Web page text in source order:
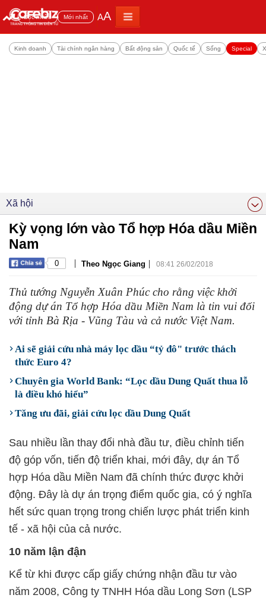
Đọc nhiều Mới nhất AA
Kinh doanh Tài chính ngân hàng Bất động sản Quốc tế Sống Special
Xã hội
Kỳ vọng lớn vào Tổ hợp Hóa dầu Miền
Nam
0 | Theo Ngọc Giang | 08:41 26/02/2018
Thủ tướng Nguyễn Xuân Phúc cho rằng việc khởi
động dự án Tổ hợp Hóa dầu Miền Nam là tin vui đối
với tỉnh Bà Rịa - Vũng Tàu và cả nước Việt Nam.
Ai sẽ giải cứu nhà máy lọc dầu “tỷ đô" trước thách
thức Euro 4?
Chuyên gia World Bank: “Lọc dầu Dung Quất thua lỗ
là điều khó hiểu”
Tăng ưu đãi, giải cứu lọc dầu Dung Quất
Sau nhiều lần thay đổi nhà đầu tư, điều chỉnh tiến
độ góp vốn, tiến độ triển khai, mới đây, dự án Tổ
hợp Hóa dầu Miền Nam đã chính thức được khởi
động. Đây là dự án trọng điểm quốc gia, có ý nghĩa
hết sức quan trọng trong chiến lược phát triển kinh
tế - xã hội của cả nước.
10 năm lận đận
Kể từ khi được cấp giấy chứng nhận đầu tư vào
năm 2008, Công ty TNHH Hóa dầu Long Sơn (LSP